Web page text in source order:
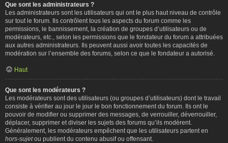
Que sont les administrateurs ?
Les administrateurs sont les utilisateurs qui ont le plus haut niveau de contrôle
sur tout le forum. Ils contrôlent tous les aspects du forum comme les
permissions, le bannissement, la création de groupes d’utilisateurs ou de
modérateurs, etc., selon les permissions que le fondateur du forum a attribuées
aux autres administrateurs. Ils peuvent aussi avoir toutes les capacités de
modération sur l’ensemble des forums, selon ce que le fondateur a autorisé.
Haut
Que sont les modérateurs ?
Les modérateurs sont des utilisateurs (ou groupes d’utilisateurs) dont le travail
consiste à vérifier au jour le jour le bon fonctionnement du forum. Ils ont le
pouvoir de modifier ou supprimer des messages, de verrouiller, déverrouiller,
déplacer, supprimer et diviser les sujets des forums qu’ils modèrent.
Généralement, les modérateurs empêchent que les utilisateurs partent en
hors-sujetou publient du contenu abusif ou offensant.